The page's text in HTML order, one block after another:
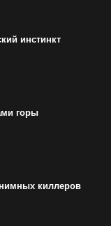
инстинкт
горы
киллеров